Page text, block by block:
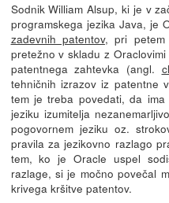
Sodnik William Alsup, ki je v
programskega jezika Java, je
zadevnih patentov, pri petem
pretežno v skladu z
patentnega zahtevka (angl.
tehničnih izrazov iz patentne
tem je treba povedati, da
jeziku izumitelja
pogovornem jeziku oz.
pravila za jezikovno razlago
tem, ko je Oracle uspel
razlage, si je močno povečal
krivega kršitve patentov.